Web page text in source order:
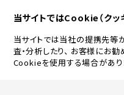
当サイトではCookie（クッ
当サイトでは当社の提携先等
査・分析したり、 お客様にお勧
Cookieを使用する場合があり